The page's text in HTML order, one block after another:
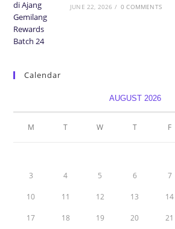
JUNE 22, 2026 / 0 COMMENTS
Calendar
AUGUST 2026
M T W T F
3 4 5 6 7
10 11 12 13 14
17 18 19 20 21